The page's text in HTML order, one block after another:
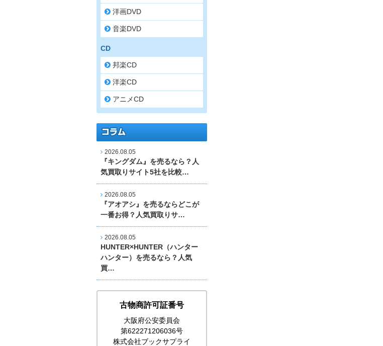
洋画DVD
音楽DVD
CD
邦楽CD
洋楽CD
アニメCD
2026.08.05
『キングダム』を売るなら？人
気買取りサイト5社を比較…
2026.08.05
『アオアシ』を売るならどこが
一番お得？人気買取りサ…
2026.08.05
HUNTER×HUNTER（ハンター
ハンター）を売るなら？人気
買…
古物商許可証番号
大阪府公安委員会
第622271206036号
株式会社ブックサプライ